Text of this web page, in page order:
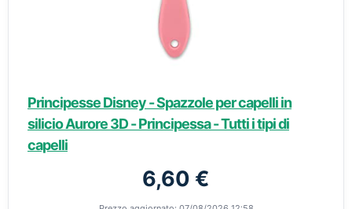
Principesse Disney - Spazzole per capelli in
silicio Aurore 3D - Principessa - Tutti i tipi di
capelli
6,60 €